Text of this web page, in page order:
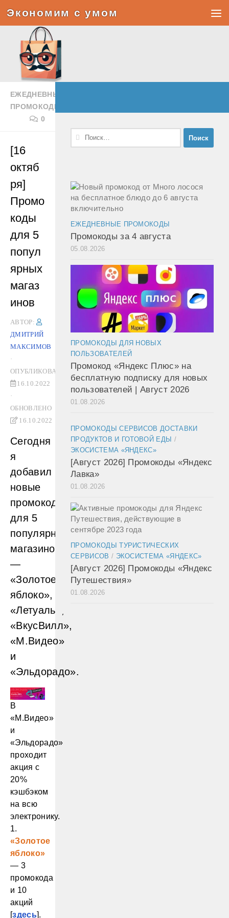
Под записью
Экономим с умом
ЕЖЕДНЕВНЫЕ
ПРОМОКОДЫ
0
[16
октяб
ря]
Промо
коды
для 5
попул
ярных
магаз
инов
АВТОР:
ДМИТРИЙ
МАКСИМОВ
·
ОПУБЛИКОВАНО
16.10.2022
·
ОБНОВЛЕНО
16.10.2022
Сегодня
я
добавил
новые
промокоды
для 5
популярных
магазинов
—
«Золотое
яблоко»,
«Летуаль»,
«ВкусВилл»,
«М.Видео»
и
«Эльдорадо».
В
«М.Видео»
и
«Эльдорадо»
проходит
акция с
20%
кэшбэком
на всю
электронику.
1.
«Золотое
яблоко»
— 3
промокода
и 10
акций
[здесь].
Найти:
ЕЖЕДНЕВНЫЕ ПРОМОКОДЫ
Промокоды за 4 августа
05.08.2026
ПРОМОКОДЫ ДЛЯ НОВЫХ
ПОЛЬЗОВАТЕЛЕЙ
Промокод «Яндекс Плюс» на
бесплатную подписку для новых
пользователей | Август 2026
01.08.2026
ПРОМОКОДЫ СЕРВИСОВ ДОСТАВКИ
ПРОДУКТОВ И ГОТОВОЙ ЕДЫ /
ЭКОСИСТЕМА «ЯНДЕКС»
[Август 2026] Промокоды «Яндекс
Лавка»
01.08.2026
ПРОМОКОДЫ ТУРИСТИЧЕСКИХ
СЕРВИСОВ / ЭКОСИСТЕМА «ЯНДЕКС»
[Август 2026] Промокоды «Яндекс
Путешествия»
01.08.2026